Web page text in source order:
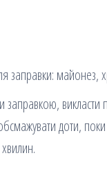
заправки: майонез,
доти,